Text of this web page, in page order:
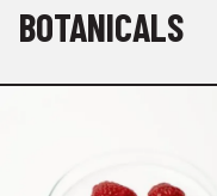
BOTANICALS